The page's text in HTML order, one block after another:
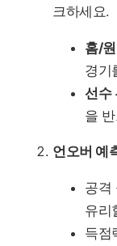
크하세요.
홈/
경기
선수
을
언오버 예
공격
유리
득점